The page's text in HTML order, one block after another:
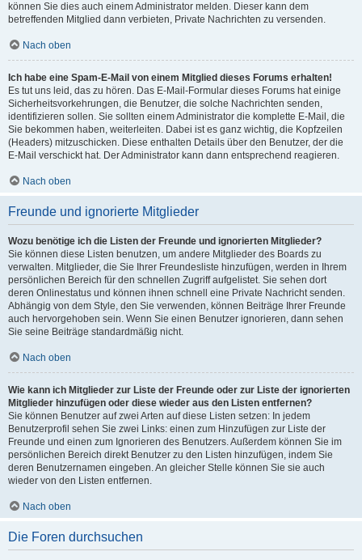
können Sie dies auch einem Administrator melden. Dieser kann dem
betreffenden Mitglied dann verbieten, Private Nachrichten zu versenden.
Nach oben
Ich habe eine Spam-E-Mail von einem Mitglied dieses Forums erhalten!
Es tut uns leid, das zu hören. Das E-Mail-Formular dieses Forums hat einige
Sicherheitsvorkehrungen, die Benutzer, die solche Nachrichten senden,
identifizieren sollen. Sie sollten einem Administrator die komplette E-Mail, die
Sie bekommen haben, weiterleiten. Dabei ist es ganz wichtig, die Kopfzeilen
(Headers) mitzuschicken. Diese enthalten Details über den Benutzer, der die
E-Mail verschickt hat. Der Administrator kann dann entsprechend reagieren.
Nach oben
Freunde und ignorierte Mitglieder
Wozu benötige ich die Listen der Freunde und ignorierten Mitglieder?
Sie können diese Listen benutzen, um andere Mitglieder des Boards zu
verwalten. Mitglieder, die Sie Ihrer Freundesliste hinzufügen, werden in Ihrem
persönlichen Bereich für den schnellen Zugriff aufgelistet. Sie sehen dort
deren Onlinestatus und können ihnen schnell eine Private Nachricht senden.
Abhängig von dem Style, den Sie verwenden, können Beiträge Ihrer Freunde
auch hervorgehoben sein. Wenn Sie einen Benutzer ignorieren, dann sehen
Sie seine Beiträge standardmäßig nicht.
Nach oben
Wie kann ich Mitglieder zur Liste der Freunde oder zur Liste der ignorierten
Mitglieder hinzufügen oder diese wieder aus den Listen entfernen?
Sie können Benutzer auf zwei Arten auf diese Listen setzen: In jedem
Benutzerprofil sehen Sie zwei Links: einen zum Hinzufügen zur Liste der
Freunde und einen zum Ignorieren des Benutzers. Außerdem können Sie im
persönlichen Bereich direkt Benutzer zu den Listen hinzufügen, indem Sie
deren Benutzernamen eingeben. An gleicher Stelle können Sie sie auch
wieder von den Listen entfernen.
Nach oben
Die Foren durchsuchen